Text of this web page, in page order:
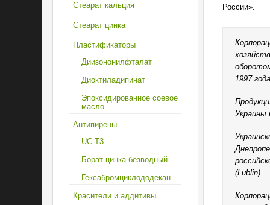
Стеарат кальция
Стеарат цинка
Пластификаторы
Диизононилфталат
Диоктиладипинат
Эпоксидированное соевое
масло
Антипирены
UC T3
Борат цинка безводный
Гексабромциклододекан
Красители и аддитивы
России».
1997
Украины
(Lublin).